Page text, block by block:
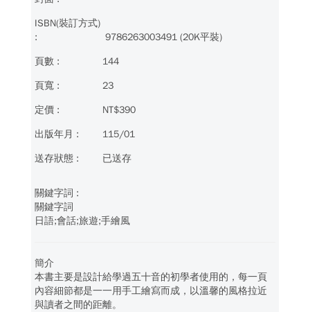
9786263003491 (20K平裝)
144
23
NT$390
115/01
已送存
關鍵字詞
日語;會話;旅遊;手繪風
簡介
本書主要是設計給學過五十音的初學者使用的，每一頁
內容細節都是一一用手工繪寫而成，以溫馨的風格拉近
與讀者之間的距離。